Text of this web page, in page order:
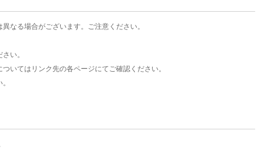
なる場合がございます。ご注意ください。
い。
いてはリンク先の各ページにてご確認ください。